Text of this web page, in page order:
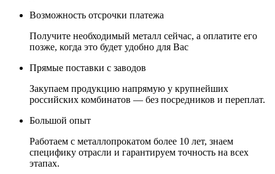
Возможность отсрочки платежа
Получите необходимый металл сейчас, а оплатите его
позже, когда это будет удобно для Вас
Прямые поставки с заводов
Закупаем продукцию напрямую у крупнейших
российских комбинатов — без посредников и переплат.
Большой опыт
Работаем с металлопрокатом более 10 лет, знаем
специфику отрасли и гарантируем точность на всех
этапах.